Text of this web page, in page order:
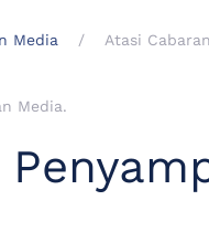
Media Atasi
Media.